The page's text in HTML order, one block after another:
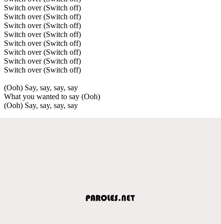
Switch over (Switch off)
Switch over (Switch off)
Switch over (Switch off)
Switch over (Switch off)
Switch over (Switch off)
Switch over (Switch off)
Switch over (Switch off)
Switch over (Switch off)
(Ooh) Say, say, say, say
What you wanted to say (Ooh)
(Ooh) Say, say, say, say